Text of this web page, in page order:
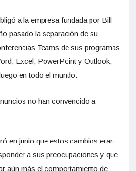
a la empresa fundada por Bill
pasado la separación de su
Teams de sus programas
Excel, PowerPoint y Outlook,
en todo el mundo.
no han convencido a
en junio que estos cambios eran
a sus preocupaciones y que
aún más el comportamiento de